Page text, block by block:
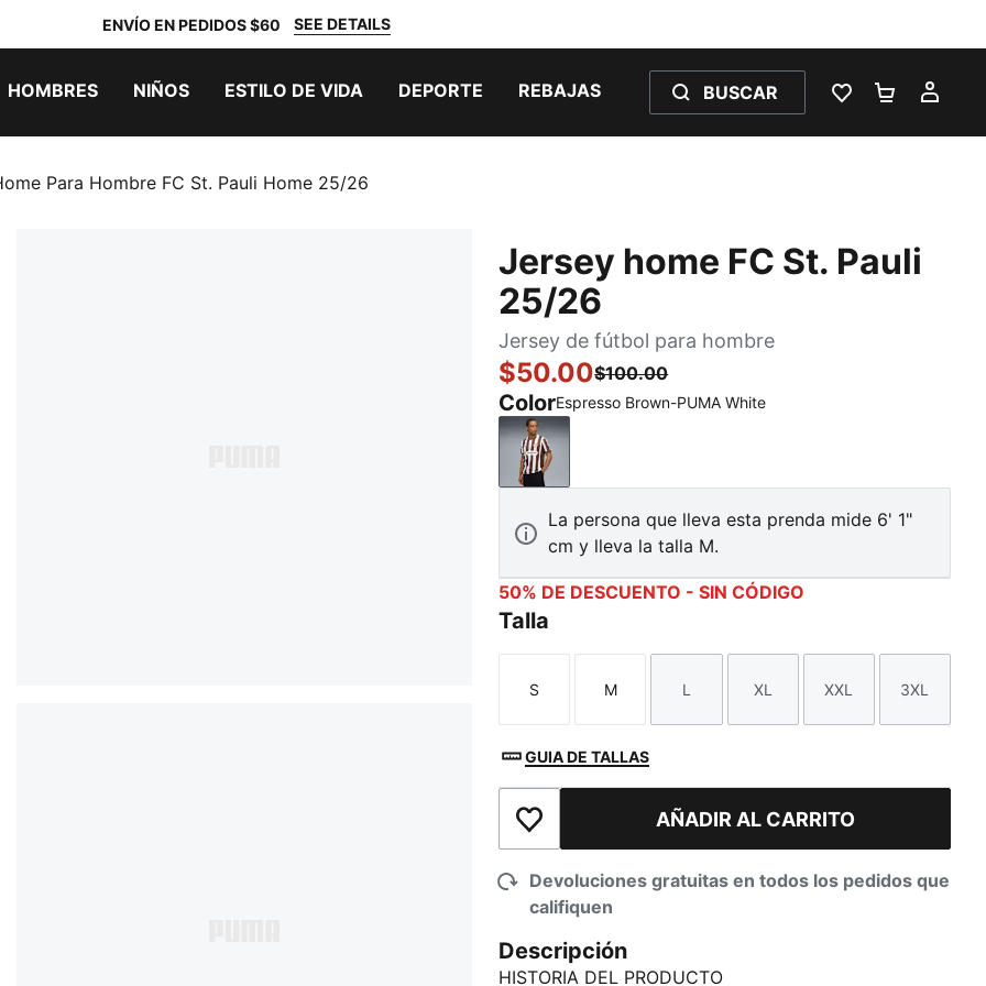
ENVÍO EN PEDIDOS $60 SEE DETAILS
HOMBRES NIÑOS ESTILO DE VIDA DEPORTE REBAJAS BUSCAR
LISTA DE
Para Hombre FC St. Pauli Home 25/26
Jersey home FC St. Pauli
25/26
Jersey de fútbol para hombre
$50.00$100.00
ColorEspresso Brown-PUMA White
Espresso Brown-PUMA White
La persona que lleva esta prenda mide 6' 1"
cm y lleva la talla M.
50% DE DESCUENTO - SIN CÓDIGO
Talla
Talla
S
Talla
M
Talla
L
Talla
XL
Talla
XXL
Talla
3XL
GUIA DE TALLAS
Añadir a la lista de deseosAÑADIR AL CARRITO
Devoluciones gratuitas en todos los pedidos que
califiquen
Descripción
HISTORIA DEL PRODUCTO